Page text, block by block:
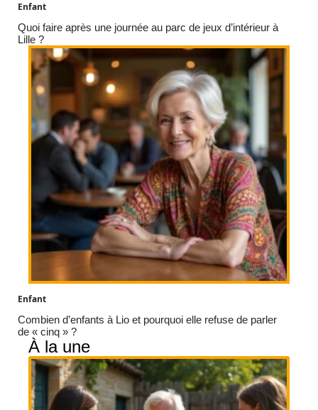
Enfant
Quoi faire après une journée au parc de jeux d’intérieur à
Lille ?
Enfant
Combien d’enfants à Lio et pourquoi elle refuse de parler
de « cinq » ?
À la une